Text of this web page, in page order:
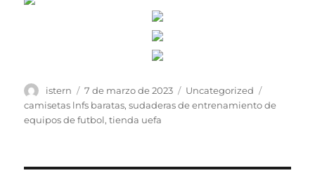
Autor
istern
Publicado
el
7 de marzo de 2023 Categorías
Uncategorized
camisetas lnfs baratas,sudaderas de entrenamiento de
equipos de futbol,tienda uefa